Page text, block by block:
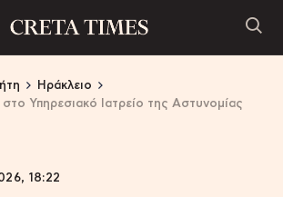
Ηράκλειο
Υπηρεσιακό Ιατρείο της Αστυνομίας
18:22